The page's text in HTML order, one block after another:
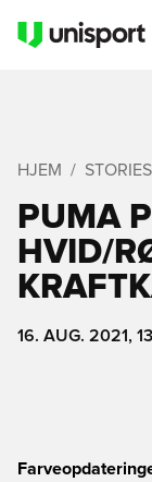
HJEM STORIES
PUMA
HVID/
16. AUG. 2021,